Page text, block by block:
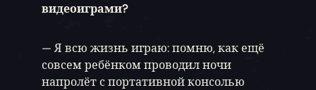
видеоиграми?
— Я всю жизнь играю: помню, как ещё
совсем ребёнком проводил ночи
напролёт с портативной консолью